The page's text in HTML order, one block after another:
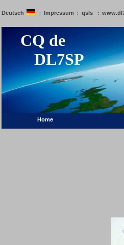
Deutsch : Impressum : qsls :
CQ de
DL7SP
Home